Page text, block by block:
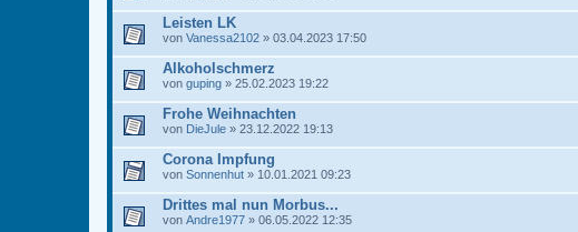
Leisten LK
von Vanessa2102 » 03.04.2023 17:50
Alkoholschmerz
von guping » 25.02.2023 19:22
Frohe Weihnachten
von DieJule » 23.12.2022 19:13
Corona Impfung
von Sonnenhut » 10.01.2021 09:23
Drittes mal nun Morbus...
von Andre1977 » 06.05.2022 12:35